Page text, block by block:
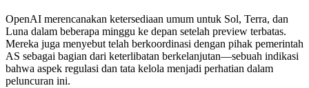
OpenAI merencanakan ketersediaan umum untuk Sol, Terra, dan
Luna dalam beberapa minggu ke depan setelah preview terbatas.
Mereka juga menyebut telah berkoordinasi dengan pihak pemerintah
AS sebagai bagian dari keterlibatan berkelanjutan—sebuah indikasi
bahwa aspek regulasi dan tata kelola menjadi perhatian dalam
peluncuran ini.